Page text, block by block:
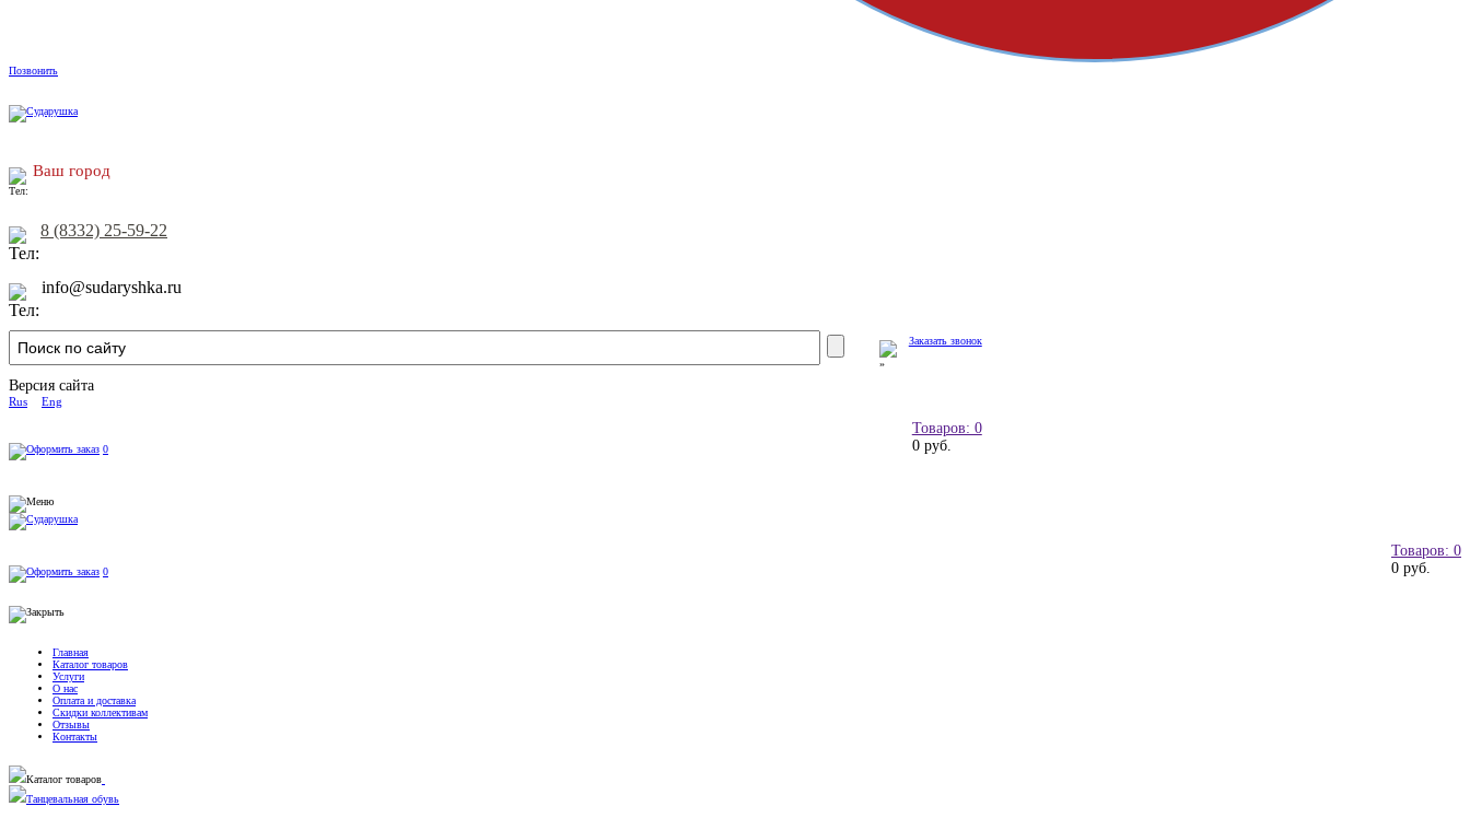
Позвонить
Ваш город
8 (8332) 25-59-22
info@sudaryshka.ru
Заказать звонок
Версия сайта
Rus Eng
Товаров: 0
0 руб.
0
Товаров: 0
0 руб.
0
Главная
Каталог товаров
Услуги
О нас
Оплата и доставка
Скидки коллективам
Отзывы
Контакты
Каталог товаров
Танцевальная обувь